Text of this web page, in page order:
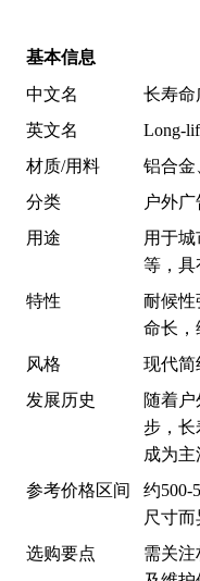
基本信息
中文名
长寿命
英文名
Long-
材质/用料
铝合金
分类
户外
用途
用于
等，具
特性
耐候性
命长，
风格
现代简
发展历史
随着
步，长
成为主
参考价格区间
约500-
尺寸而
选购要点
需关